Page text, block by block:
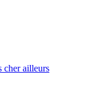
cher ailleurs